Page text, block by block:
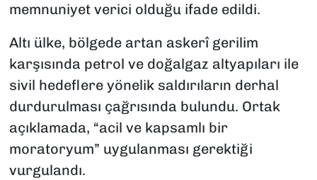
memnuniyet verici olduğu ifade edildi.
Altı ülke, bölgede artan askerî gerilim
karşısında petrol ve doğalgaz altyapıları ile
sivil hedeflere yönelik saldırıların derhal
durdurulması çağrısında bulundu. Ortak
açıklamada, “acil ve kapsamlı bir
moratoryum” uygulanması gerektiği
vurgulandı.